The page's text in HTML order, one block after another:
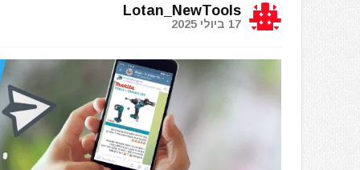
Lotan_NewTools
17 ביולי 2025